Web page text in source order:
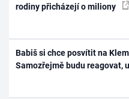
rodiny přicházejí o miliony
Babiš si chce posvítit na
Samozřejmě budu reagovat,